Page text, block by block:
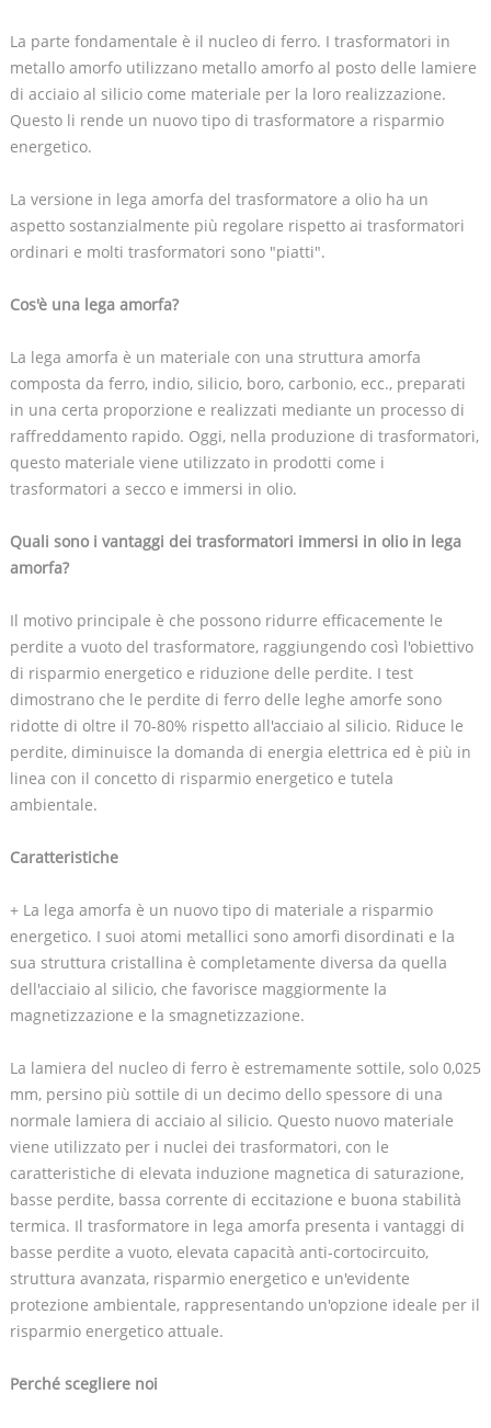
La parte fondamentale è il nucleo di ferro. I trasformatori in
metallo amorfo utilizzano metallo amorfo al posto delle lamiere
di acciaio al silicio come materiale per la loro realizzazione.
Questo li rende un nuovo tipo di trasformatore a risparmio
energetico.
La versione in lega amorfa del trasformatore a olio ha un
aspetto sostanzialmente più regolare rispetto ai trasformatori
ordinari e molti trasformatori sono "piatti".
Cos'è una lega amorfa?
La lega amorfa è un materiale con una struttura amorfa
composta da ferro, indio, silicio, boro, carbonio, ecc., preparati
in una certa proporzione e realizzati mediante un processo di
raffreddamento rapido. Oggi, nella produzione di trasformatori,
questo materiale viene utilizzato in prodotti come i
trasformatori a secco e immersi in olio.
Quali sono i vantaggi dei trasformatori immersi in olio in lega
amorfa?
Il motivo principale è che possono ridurre efficacemente le
perdite a vuoto del trasformatore, raggiungendo così l'obiettivo
di risparmio energetico e riduzione delle perdite. I test
dimostrano che le perdite di ferro delle leghe amorfe sono
ridotte di oltre il 70-80% rispetto all'acciaio al silicio. Riduce le
perdite, diminuisce la domanda di energia elettrica ed è più in
linea con il concetto di risparmio energetico e tutela
ambientale.
Caratteristiche
+ La lega amorfa è un nuovo tipo di materiale a risparmio
energetico. I suoi atomi metallici sono amorfi disordinati e la
sua struttura cristallina è completamente diversa da quella
dell'acciaio al silicio, che favorisce maggiormente la
magnetizzazione e la smagnetizzazione.
La lamiera del nucleo di ferro è estremamente sottile, solo 0,025
mm, persino più sottile di un decimo dello spessore di una
normale lamiera di acciaio al silicio. Questo nuovo materiale
viene utilizzato per i nuclei dei trasformatori, con le
caratteristiche di elevata induzione magnetica di saturazione,
basse perdite, bassa corrente di eccitazione e buona stabilità
termica. Il trasformatore in lega amorfa presenta i vantaggi di
basse perdite a vuoto, elevata capacità anti-cortocircuito,
struttura avanzata, risparmio energetico e un'evidente
protezione ambientale, rappresentando un'opzione ideale per il
risparmio energetico attuale.
Perché scegliere noi